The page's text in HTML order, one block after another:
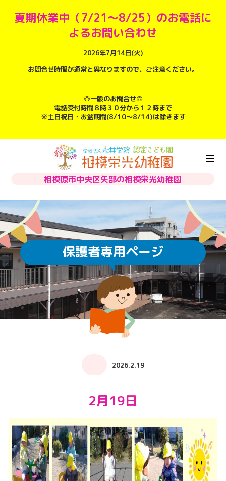
夏期休業中（7/21～8/25）のお電話に
よるお問い合わせ
2026年7月14日(火)
お問合せ時間が通常と異なりますので、ご注意ください。
◎一般のお問合せ◎
電話受付時間８時３０分から１２時まで
※土日祝日・お盆期間(8/10～8/14)は除きます
相模原市中央区矢部の相模栄光幼稚園
保護者専用ページ
2026.2.19
2月19日